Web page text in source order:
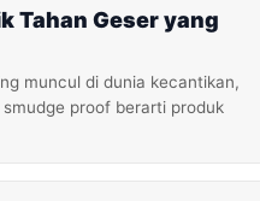
Tahan Geser yang
muncul di dunia kecantikan,
proof berarti produk